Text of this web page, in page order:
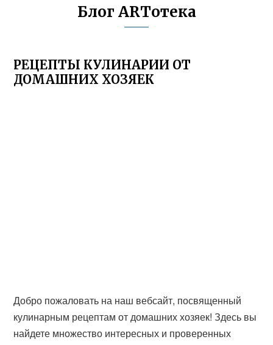
Блог ARTотека
РЕЦЕПТЫ КУЛИНАРИИ ОТ
ДОМАШНИХ ХОЗЯЕК
Добро пожаловать на наш вебсайт, посвященный
кулинарным рецептам от домашних хозяек! Здесь вы
найдете множество интересных и проверенных